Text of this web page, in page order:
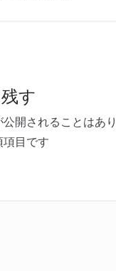
す
開されることはあり
項目です